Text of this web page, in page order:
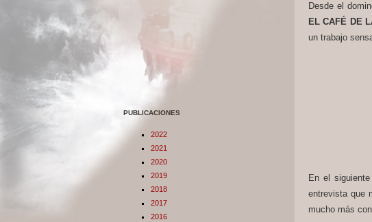
PUBLICACIONES
2022
2021
2020
2019
2018
2017
2016
Desde el
EL CAFÉ DE
un trabajo
En el
entrevista que
mucho más